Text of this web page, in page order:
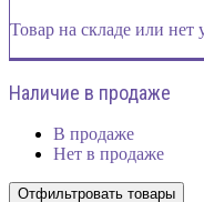
Товар на складе или нет
Наличие в продаже
В продаже
Нет в продаже